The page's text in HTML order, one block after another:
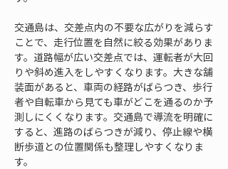
交通島は、交差点内の不要な広がりを減らす
ことで、走行位置を自然に絞る効果がありま
す。道路幅が広い交差点では、運転者が大回
りや斜め進入をしやすくなります。大きな舗
装面があると、車両の経路がばらつき、歩行
者や自転車から見ても車がどこを通るのか予
測しにくくなります。交通島で導流を明確に
すると、進路のばらつきが減り、停止線や横
断歩道との位置関係も整理しやすくなりま
す。